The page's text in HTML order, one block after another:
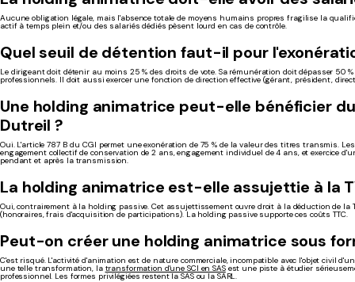
Aucune obligation légale, mais l'absence totale de moyens humains propres fragilise la
actif à temps plein et/ou des salariés dédiés pèsent lourd en cas de contrôle.
Quel seuil de détention faut-il pour
Le dirigeant doit détenir au moins 25 % des droits de vote. Sa rémunération doit dépasser 50
professionnels. Il doit aussi exercer une fonction de direction effective (gérant, président,
Une holding animatrice peut-elle bénéficier
Dutreil ?
Oui. L'article 787 B du CGI permet une exonération de 75 % de la valeur des titres transmis.
engagement collectif de conservation de 2 ans, engagement individuel de 4 ans, et exercice
pendant et après la transmission.
La holding animatrice est-elle assujettie à la
Oui, contrairement à la holding passive. Cet assujettissement ouvre droit à la déduction de la
(honoraires, frais d'acquisition de participations). La holding passive supporte ces coûts TTC.
Peut-on créer une holding animatrice sous
C'est risqué. L'activité d'animation est de nature commerciale, incompatible avec l'objet civil
une telle transformation, la transformation d'une SCI en SASest une piste à étudier
professionnel. Les formes privilégiées restent la SAS ou la SARL.